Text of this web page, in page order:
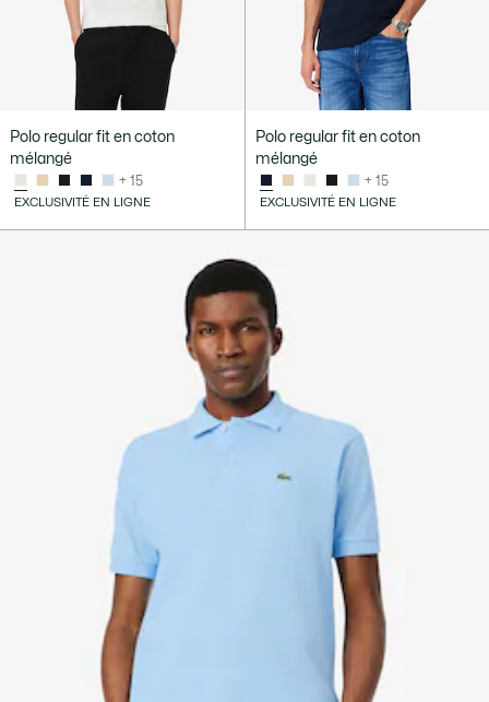
Polo regular fit en coton
mélangé
+ 15
EXCLUSIVITÉ EN LIGNE
Polo regular fit en coton
mélangé
+ 15
EXCLUSIVITÉ EN LIGNE